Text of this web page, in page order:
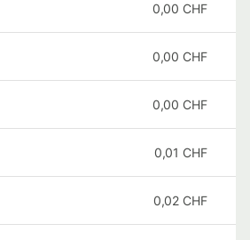
0,00 CHF
0,00 CHF
0,00 CHF
0,01 CHF
0,02 CHF